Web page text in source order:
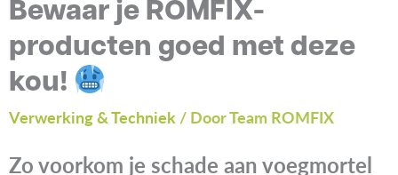
Bewaar je ROMFIX-
producten goed met deze
kou!
Verwerking & Techniek / Door Team ROMFIX
Zo voorkom je schade aan voegmortel